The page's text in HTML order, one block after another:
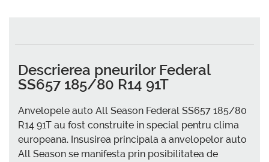
Descrierea pneurilor Federal
SS657 185/80 R14 91T
Anvelopele auto All Season Federal SS657 185/80
R14 91T au fost construite in special pentru clima
europeana. Insusirea principala a anvelopelor auto
All Season se manifesta prin posibilitatea de